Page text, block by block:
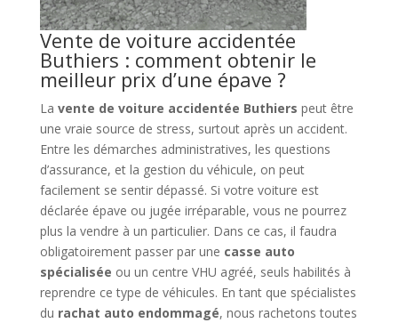
Vente de voiture accidentée
Buthiers : comment obtenir le
meilleur prix d’une épave ?
La vente de voiture accidentée Buthiers peut être
une vraie source de stress, surtout après un accident.
Entre les démarches administratives, les questions
d’assurance, et la gestion du véhicule, on peut
facilement se sentir dépassé. Si votre voiture est
déclarée épave ou jugée irréparable, vous ne pourrez
plus la vendre à un particulier. Dans ce cas, il faudra
obligatoirement passer par une casse auto
spécialisée ou un centre VHU agréé, seuls habilités à
reprendre ce type de véhicules. En tant que spécialistes
du rachat auto endommagé, nous rachetons toutes